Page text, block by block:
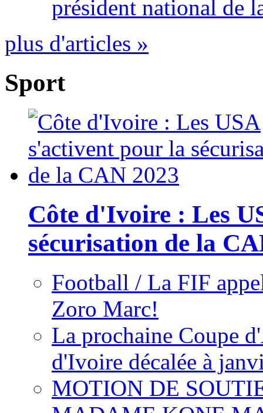
président national de
plus d'articles »
Sport
Côte d'Ivoire : Les
sécurisation de la
Football / La FIF
Zoro Marc!
La prochaine Coupe
d'Ivoire décalée à
MOTION DE